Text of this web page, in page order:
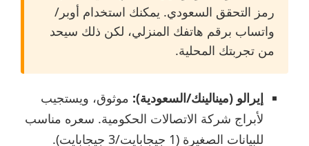
رمز التحقق السعودي. يمكنك استخدام أوبر/
واتساب برقم هاتفك المنزلي، لكن ذلك سيحد
من تجربتك المحلية.
إيرالو (مينالينك/السعودية): موثوق، ويستجيب
لأبراج شركة الاتصالات الحكومية. سعره مناسب
للبيانات الصغيرة (1 جيجابايت/3 جيجابايت).